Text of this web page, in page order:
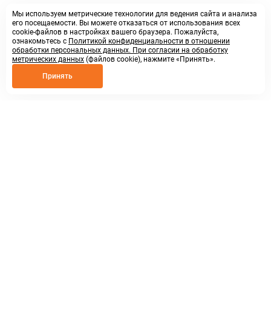
Мы используем метрические технологии для ведения сайта и анализа
его посещаемости. Вы можете отказаться от использования всех
cookie-файлов в настройках вашего браузера. Пожалуйста,
ознакомьтесь с Политикой конфиденциальности в отношении
обработки персональных данных. При согласии на обработку
метрических данных (файлов cookie), нажмите «Принять».
Принять